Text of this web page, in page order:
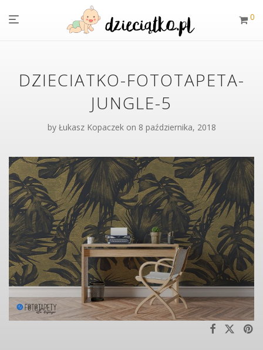
0
DZIECIATKO-FOTOTAPETA-
JUNGLE-5
by Łukasz Kopaczek on 8 października, 2018